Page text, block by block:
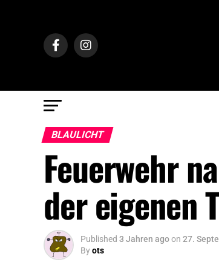
BLAULICHT
Feuerwehr
der eigenen
Published 3 Jahren agoon 27.
Byots